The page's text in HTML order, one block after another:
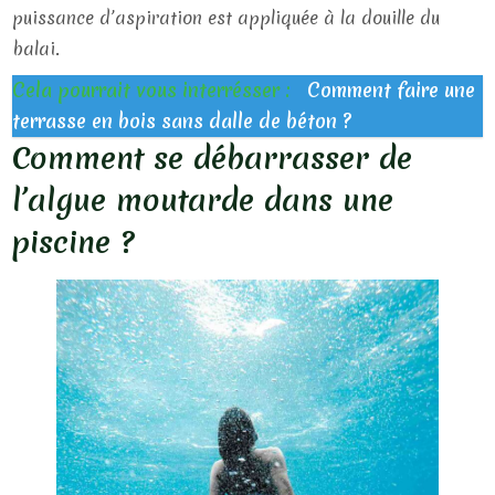
puissance d’aspiration est appliquée à la douille du
balai.
Cela pourrait vous interrésser :
Comment faire une
terrasse en bois sans dalle de béton ?
Comment se débarrasser de
l’algue moutarde dans une
piscine ?